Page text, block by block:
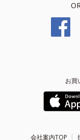
お買
会社案内TOP